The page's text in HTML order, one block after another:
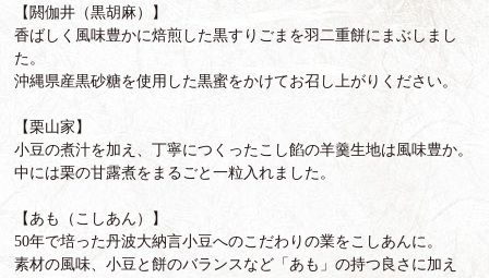
【閼伽井（黒胡麻）】
香ばしく風味豊かに焙煎した黒すりごまを羽二重餅にまぶしまし
た。
沖縄県産黒砂糖を使用した黒蜜をかけてお召し上がりください。
【栗山家】
小豆の煮汁を加え、丁寧につくったこし餡の羊羹生地は風味豊か。
中には栗の甘露煮をまるごと一粒入れました。
【あも（こしあん）】
50年で培った丹波大納言小豆へのこだわりの業をこしあんに。
素材の風味、小豆と餅のバランスなど「あも」の持つ良さに加え